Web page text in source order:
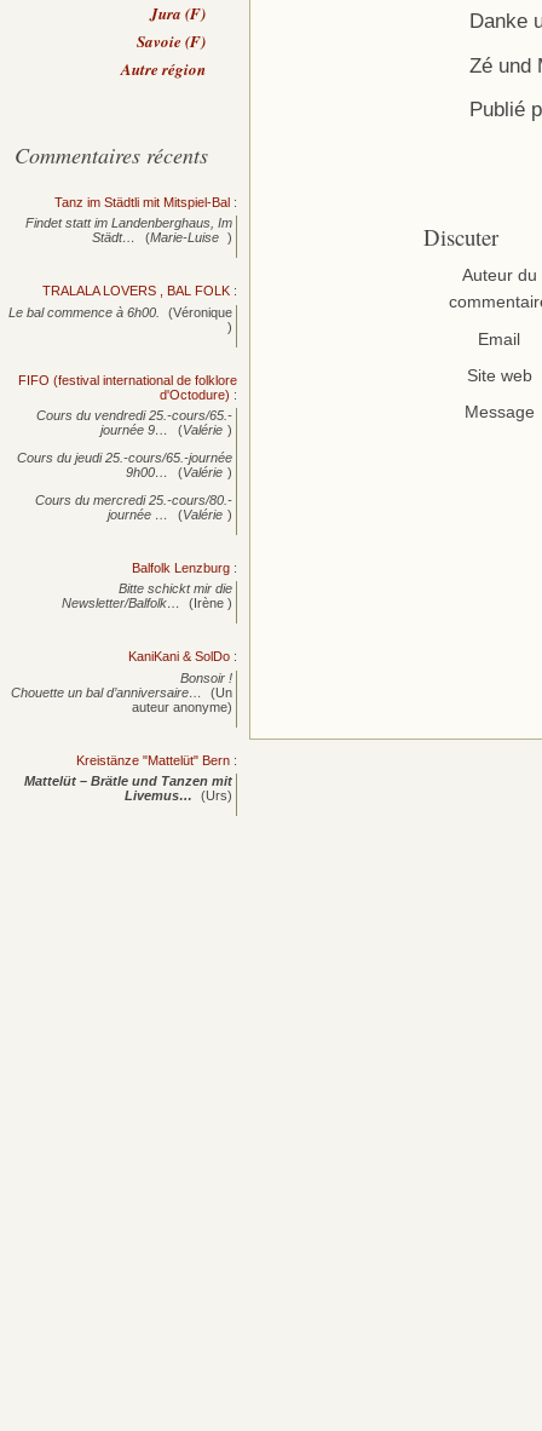
Danke
Zé und
Publié
Discuter
Auteur du
Email
Site web
Message
Jura (F)
Savoie (F)
Autre région
Commentaires récents
Tanz im Städtli mit Mitspiel-Bal :
Findet statt im Landenberghaus, Im
Städt…
(Marie-Luise )
TRALALA LOVERS , BAL FOLK :
Le bal commence à 6h00.
(Véronique
)
FIFO (festival international de folklore
d'Octodure) :
Cours du vendredi 25.-cours/65.-
journée 9… (Valérie )
Cours du jeudi 25.-cours/65.-journée
9h00…
(Valérie )
Cours du mercredi 25.-cours/80.-
journée … (Valérie )
Balfolk Lenzburg :
Bitte schickt mir die
Newsletter/Balfolk…
(Irène )
KaniKani & SolDo :
Bonsoir !
Chouette un bal d’anniversaire…
(Un
auteur anonyme)
Kreistänze "Mattelüt" Bern :
Mattelüt – Brätle und Tanzen mit
Livemus…
(Urs)